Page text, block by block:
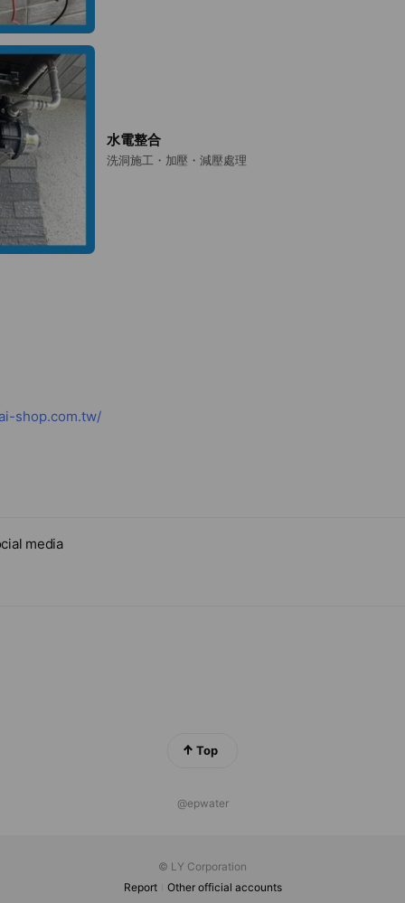
水電整合
洗洞施工・加壓・減壓處理
shop.com.tw/
media
Top
@epwater
© LY Corporation
Report
Other official accounts